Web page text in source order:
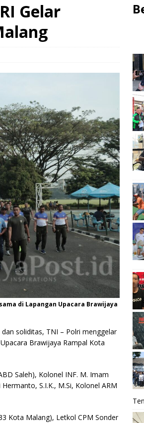
Gelar
di Lapangan Upacara Brawijaya
soliditas, TNI – Polri menggelar
Brawijaya Rampal Kota
Saleh), Kolonel INF. M. Imam
S.I.K., M.Si, Kolonel ARM
Kota Malang), Letkol CPM Sonder